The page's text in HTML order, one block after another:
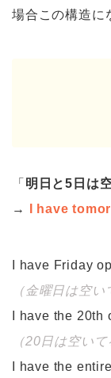
場合この構造に
「 明日と5日は
→
I have
I have Friday
（金曜日は空い
I have the 20th
（20日は空いて
I have the